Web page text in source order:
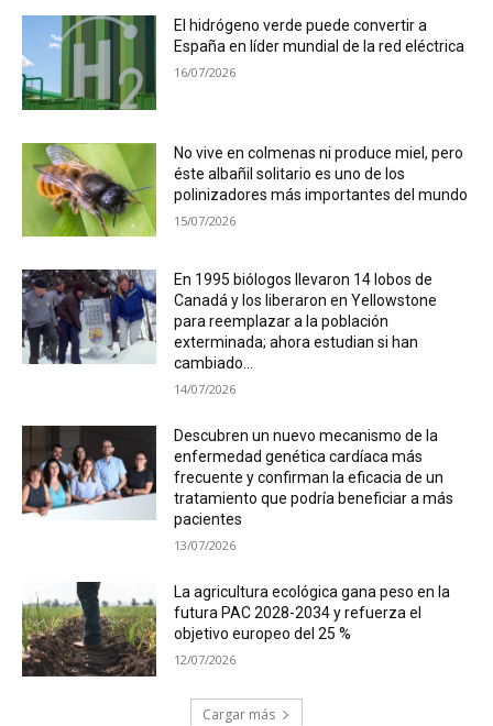
El hidrógeno verde puede convertir a
España en líder mundial de la red eléctrica
16/07/2026
No vive en colmenas ni produce miel, pero
éste albañil solitario es uno de los
polinizadores más importantes del mundo
15/07/2026
En 1995 biólogos llevaron 14 lobos de
Canadá y los liberaron en Yellowstone
para reemplazar a la población
exterminada; ahora estudian si han
cambiado...
14/07/2026
Descubren un nuevo mecanismo de la
enfermedad genética cardíaca más
frecuente y confirman la eficacia de un
tratamiento que podría beneficiar a más
pacientes
13/07/2026
La agricultura ecológica gana peso en la
futura PAC 2028-2034 y refuerza el
objetivo europeo del 25 %
12/07/2026
Cargar más